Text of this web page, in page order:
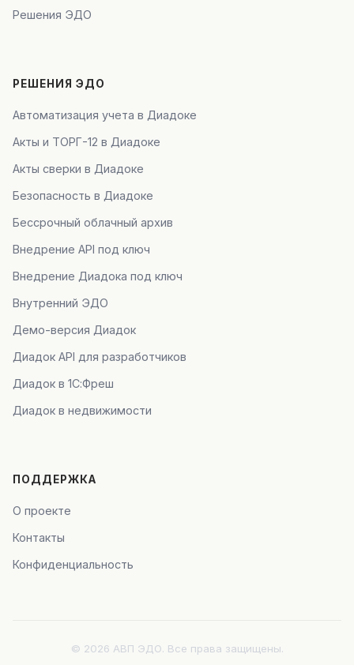
Решения ЭДО
РЕШЕНИЯ ЭДО
Автоматизация учета в Диадоке
Акты и ТОРГ-12 в Диадоке
Акты сверки в Диадоке
Безопасность в Диадоке
Бессрочный облачный архив
Внедрение API под ключ
Внедрение Диадока под ключ
Внутренний ЭДО
Демо-версия Диадок
Диадок API для разработчиков
Диадок в 1С:Фреш
Диадок в недвижимости
ПОДДЕРЖКА
О проекте
Контакты
Конфиденциальность
© 2026 АВП ЭДО. Все права защищены.